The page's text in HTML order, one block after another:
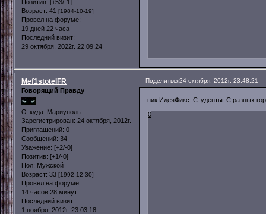
Позитив: [+53/-1]
Возраст: 41 [1984-10-19]
Провел на форуме:
19 дней 22 часа
Последний визит:
29 октября, 2022г. 22:09:24
Поделиться24 октября, 2012г. 23:48:21
Mef1stotelFR
Говорящий Правду
Откуда: Мариуполь
Зарегистрирован: 24 октября, 2012г.
Приглашений: 0
Сообщений: 34
Уважение: [+2/-0]
Позитив: [+1/-0]
Пол: Мужской
Возраст: 33 [1992-12-30]
Провел на форуме:
14 часов 28 минут
Последний визит:
1 ноября, 2012г. 23:03:18
ник ИдеяФикс. Студенты. С разных
0